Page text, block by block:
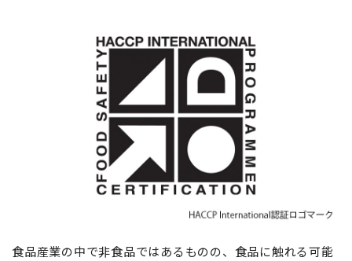
食品産業の中で非食品ではあるものの、食品に触れる可能